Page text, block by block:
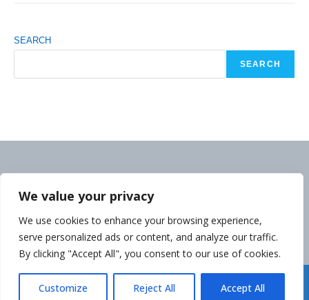
We value your privacy
We use cookies to enhance your browsing experience,
serve personalized ads or content, and analyze our traffic.
By clicking "Accept All", you consent to our use of cookies.
Customize Reject All Accept All
SEARCH
SEARCH